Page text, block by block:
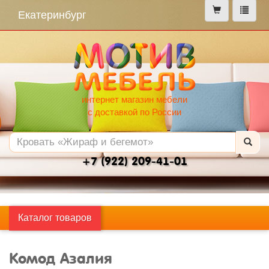
меню
Екатеринбург
интернет магазин мебели
с доставкой по России
+7 (922) 209-41-01
Каталог товаров
Комод Азалия